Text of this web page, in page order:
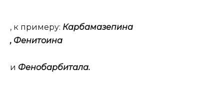
, к примеру: Карбамазепина
, Фенитоина
и Фенобарбитала.